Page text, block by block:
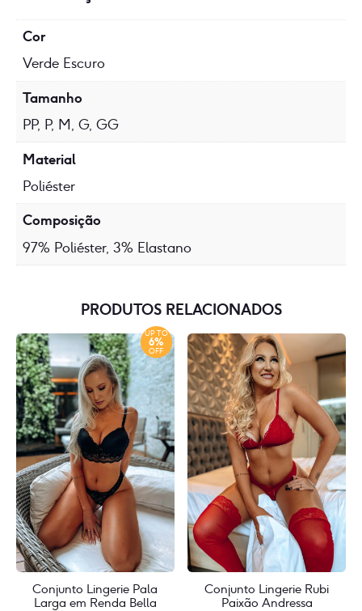
Cor
Verde Escuro
Tamanho
PP, P, M, G, GG
Material
Poliéster
Composição
97% Poliéster, 3% Elastano
PRODUTOS RELACIONADOS
UP TO
6%
OFF
Conjunto Lingerie Pala
Larga em Renda Bella
Conjunto Lingerie Rubi
Paixão Andressa